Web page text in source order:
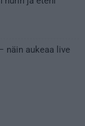
näin aukeaa live